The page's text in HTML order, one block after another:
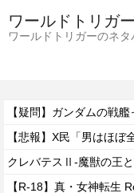
ワールドトリガ
ワールドトリガーのネ